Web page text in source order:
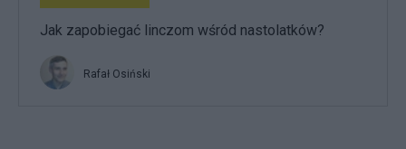
Jak zapobiegać linczom wśród nastolatków?
Rafał Osiński